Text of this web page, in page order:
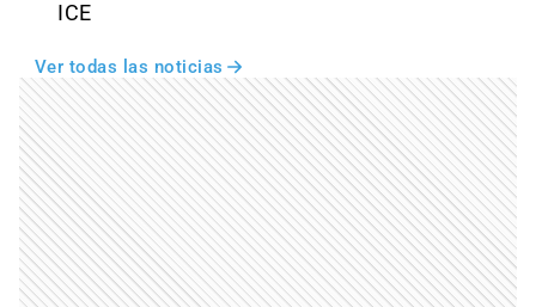
ICE
Ver todas las noticias